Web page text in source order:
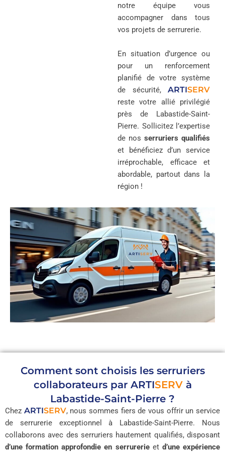
notre équipe vous
accompagner dans tous
vos projets de serrurerie.
En situation d’urgence ou
pour un renforcement
planifié de votre système
de sécurité, ARTISERV
reste votre allié privilégié
près de Labastide-Saint-
Pierre. Sollicitez l’expertise
de nos serruriers qualifiés
et bénéficiez d’un service
irréprochable, efficace et
abordable, partout dans la
région !
Comment sont choisis les serruriers
collaborateurs par ARTISERVà
Labastide-Saint-Pierre ?
Chez ARTISERV, nous sommes fiers de vous offrir un service
de serrurerie exceptionnel à Labastide-Saint-Pierre. Nous
collaborons avec des serruriers hautement qualifiés, disposant
d’une formation approfondie en serrurerieet d’une expérience